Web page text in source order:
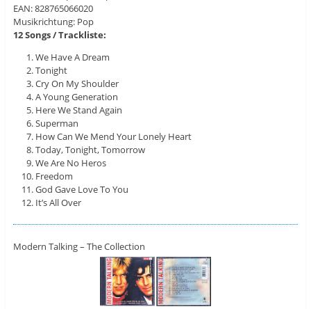
EAN: 828765066020
Musikrichtung: Pop
12 Songs / Trackliste:
We Have A Dream
Tonight
Cry On My Shoulder
A Young Generation
Here We Stand Again
Superman
How Can We Mend Your Lonely Heart
Today, Tonight, Tomorrow
We Are No Heros
Freedom
God Gave Love To You
It’s All Over
Modern Talking – The Collection